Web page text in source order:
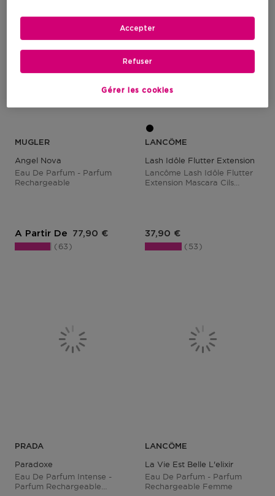
MUGLER
Angel Nova
Eau De Parfum - Parfum
Rechargeable
A Partir De Prix du produit
77,90 €
63
LANCÔME
Lash Idôle Flutter Extension
Lancôme Lash Idôle Flutter
Extension Mascara Cils
Prix du produit
37,90 €
53
PRADA
Paradoxe
Eau De Parfum Intense -
Parfum Rechargeable
LANCÔME
La Vie Est Belle L'elixir
Eau De Parfum - Parfum
Rechargeable Femme
Gérer les cookies
Refuser
Accepter